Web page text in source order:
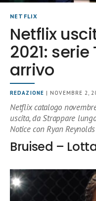
NETFLIX
Netflix
2021:
arrivo
REDAZIONE | NOVEMBRE 2,
Netflix catalogo
uscita, da Strappare
Notice con Ryan Reynolds
Bruised –